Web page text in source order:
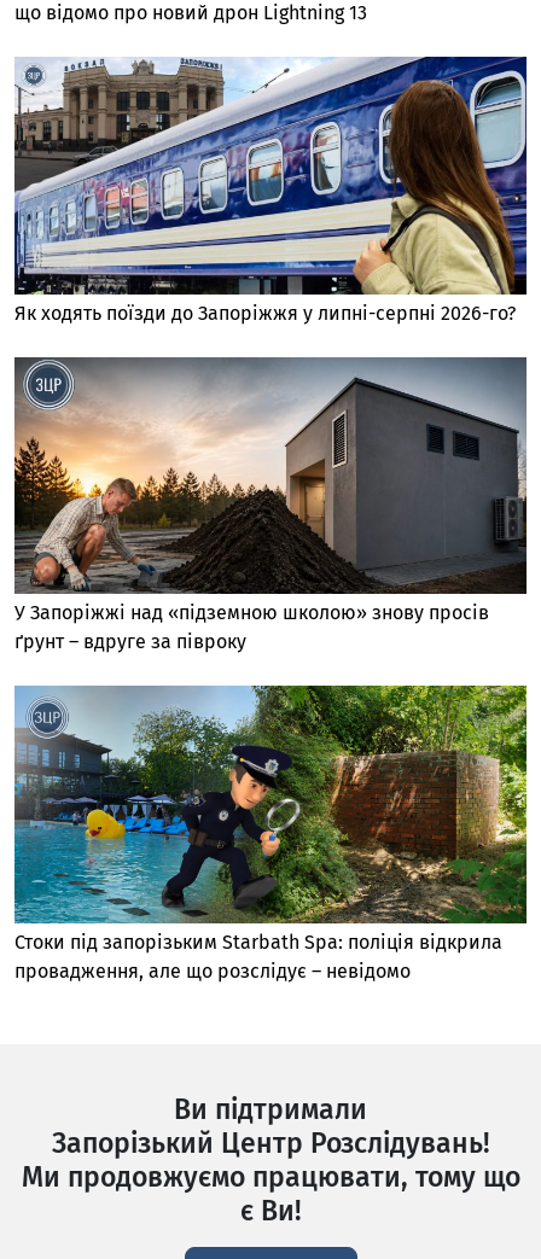
що відомо про новий дрон Lightning 13
Як ходять поїзди до Запоріжжя у липні-серпні 2026-го?
У Запоріжжі над «підземною школою» знову просів
ґрунт – вдруге за півроку
Стоки під запорізьким Starbath Spa: поліція відкрила
провадження, але що розслідує – невідомо
Ви підтримали
Запорізький Центр Розслідувань!
Ми продовжуємо працювати, тому що
є Ви!